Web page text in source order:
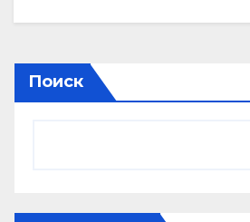
Поиск